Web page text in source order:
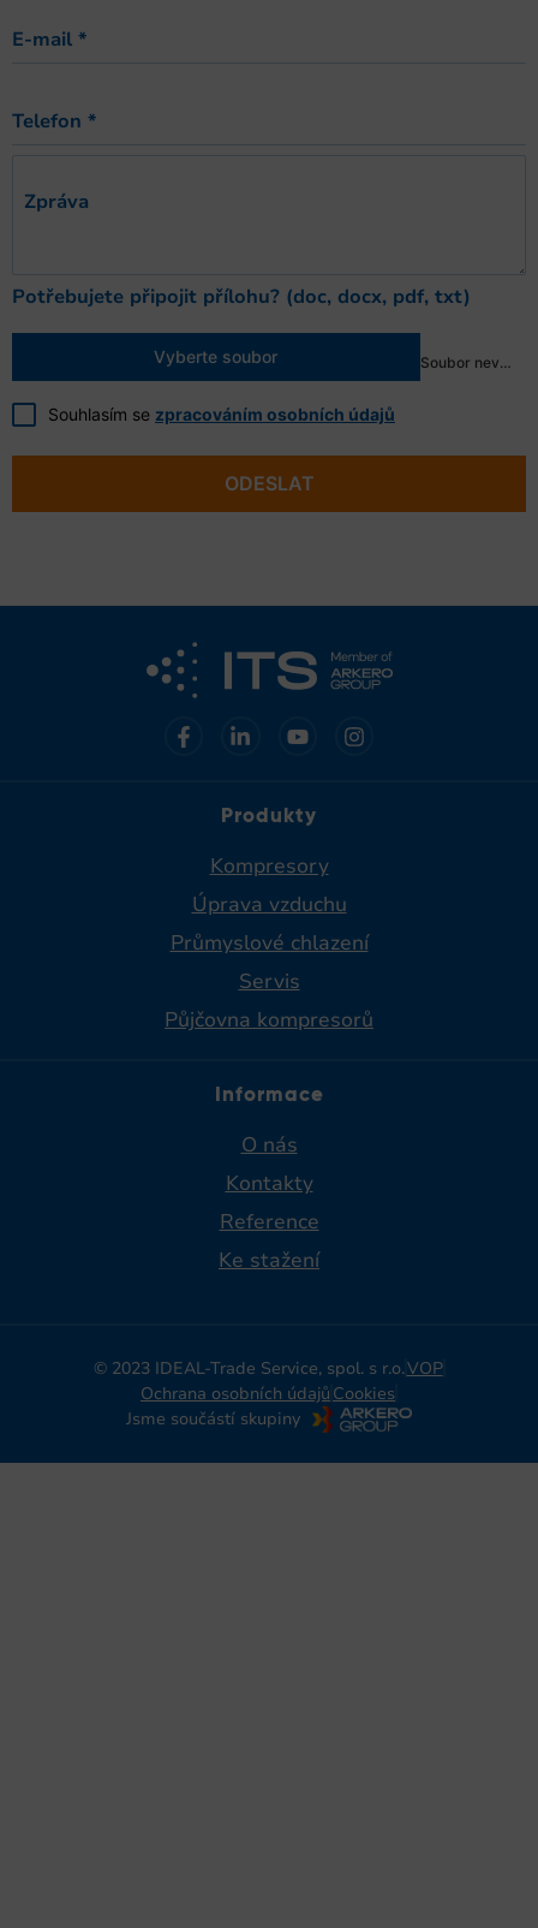
E-mail *
Telefon *
Zpráva
Potřebujete připojit přílohu? (doc, docx, pdf, txt)
Vyberte soubor Soubor nevybrán
Souhlasím se zpracováním osobních údajů
ODESLAT
Produkty
Kompresory
Úprava vzduchu
Průmyslové chlazení
Servis
Půjčovna kompresorů
Informace
O nás
Kontakty
Reference
Ke stažení
© 2023 IDEAL-Trade Service, spol. s r.o.VOP
Ochrana osobních údajů Cookies
Jsme součástí skupiny